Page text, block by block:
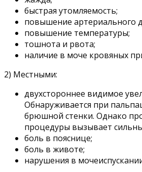
быстрая утомляемость;
повышение артериального
повышение температуры;
тошнота и рвота;
наличие в моче кровяных
2) Местными:
двухстороннее видимое
Обнаруживается при
брюшной стенки. Однако
процедуры вызывает
боль в пояснице;
боль в животе;
нарушения в